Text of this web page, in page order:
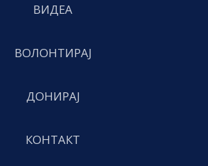
ВИДЕА
ВОЛОНТИРАЈ
ДОНИРАЈ
КОНТАКТ